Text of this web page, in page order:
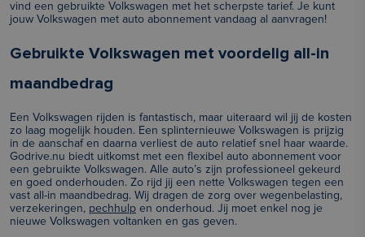
vind een gebruikte Volkswagen met het scherpste tarief. Je kunt
jouw Volkswagen met auto abonnement vandaag al aanvragen!
Gebruikte Volkswagen met voordelig all-in
maandbedrag
Een Volkswagen rijden is fantastisch, maar uiteraard wil jij de kosten
zo laag mogelijk houden. Een splinternieuwe Volkswagen is prijzig
in de aanschaf en daarna verliest de auto relatief snel haar waarde.
Godrive.nu biedt uitkomst met een flexibel auto abonnement voor
een gebruikte Volkswagen. Alle auto’s zijn professioneel gekeurd
en goed onderhouden. Zo rijd jij een nette Volkswagen tegen een
vast all-in maandbedrag. Wij dragen de zorg over wegenbelasting,
verzekeringen, pechhulp en onderhoud. Jij moet enkel nog je
nieuwe Volkswagen voltanken en gas geven.